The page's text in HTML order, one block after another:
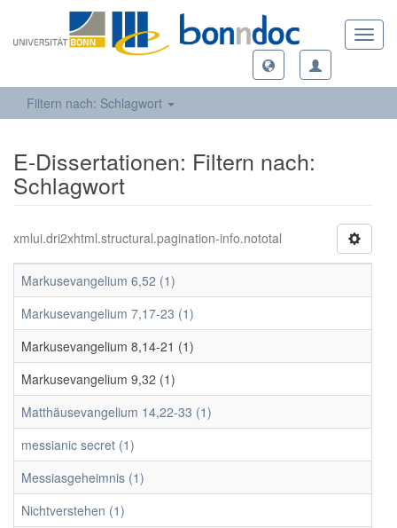
Filtern nach: Schlagwort
E-Dissertationen: Filtern nach:
Schlagwort
xmlui.dri2xhtml.structural.pagination-info.nototal
Markusevangelium 6,52 (1)
Markusevangelium 7,17-23 (1)
Markusevangelium 8,14-21 (1)
Markusevangelium 9,32 (1)
Matthäusevangelium 14,22-33 (1)
messianic secret (1)
Messiasgeheimnis (1)
Nichtverstehen (1)